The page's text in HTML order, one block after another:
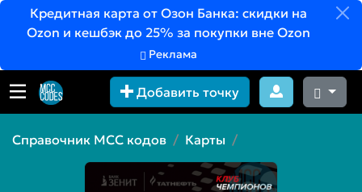
Кредитная карта от Озон Банка: скидки на
Ozon и кешбэк до 25% за покупки вне Ozon
Реклама
Добавить точку
Справочник MCC кодов Карты